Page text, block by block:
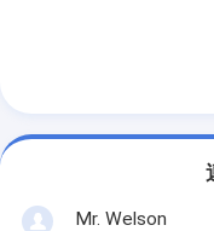
Mr. Welson